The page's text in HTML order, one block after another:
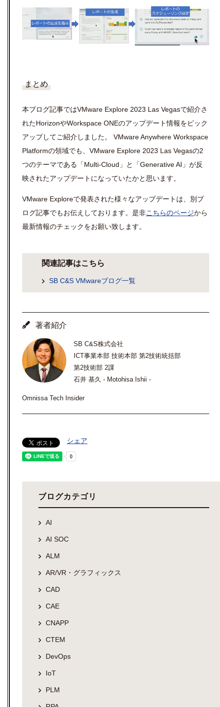
まとめ
本ブログ記事ではVMware Explore 2023 Las Vegasで紹介さ
れたHorizonやWorkspace ONEのアップデート情報をピック
アップしてご紹介しました。
VMware Anywhere Workspace
Platformの領域でも、 VMware Explore 2023 Las Vegasの2
つのテーマである「Multi-Cloud 」と「Generative AI 」が反
映されたアップデートになっていたかと思います。
VMware Exploreで発表された様々なアップデートは、別ブ
ログ記事でもお伝えしております。是非こちらのページから
最新情報のチェックをお願い致します。
関連記事はこちら
SB C&S VMwareブログ一覧
著者紹介
SB C&S株式会社
ICT事業本部 技術本部 第2技術統括部
第2技術部 2課
石井 基久 - Motohisa Ishii -
Omnissa Tech Insider
シェア
ブログカテゴリ
AI
AI SOC
ALM
AR/VR・グラフィックス
CAD
CAE
CNAPP
CTEM
DevOps
IoT
PLM